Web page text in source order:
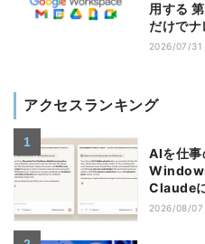
用する
だけで
になっ
2026/07/31
アクセスランキング
AIを仕事
Claude
すい7つ
2026/08/07